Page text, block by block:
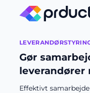
Gør
leverandører
Effektivt